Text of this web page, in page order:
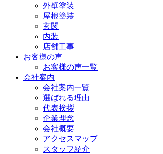
外壁塗装
屋根塗装
玄関
内装
店舗工事
お客様の声
お客様の声一覧
会社案内
会社案内一覧
選ばれる理由
代表挨拶
企業理念
会社概要
アクセスマップ
スタッフ紹介